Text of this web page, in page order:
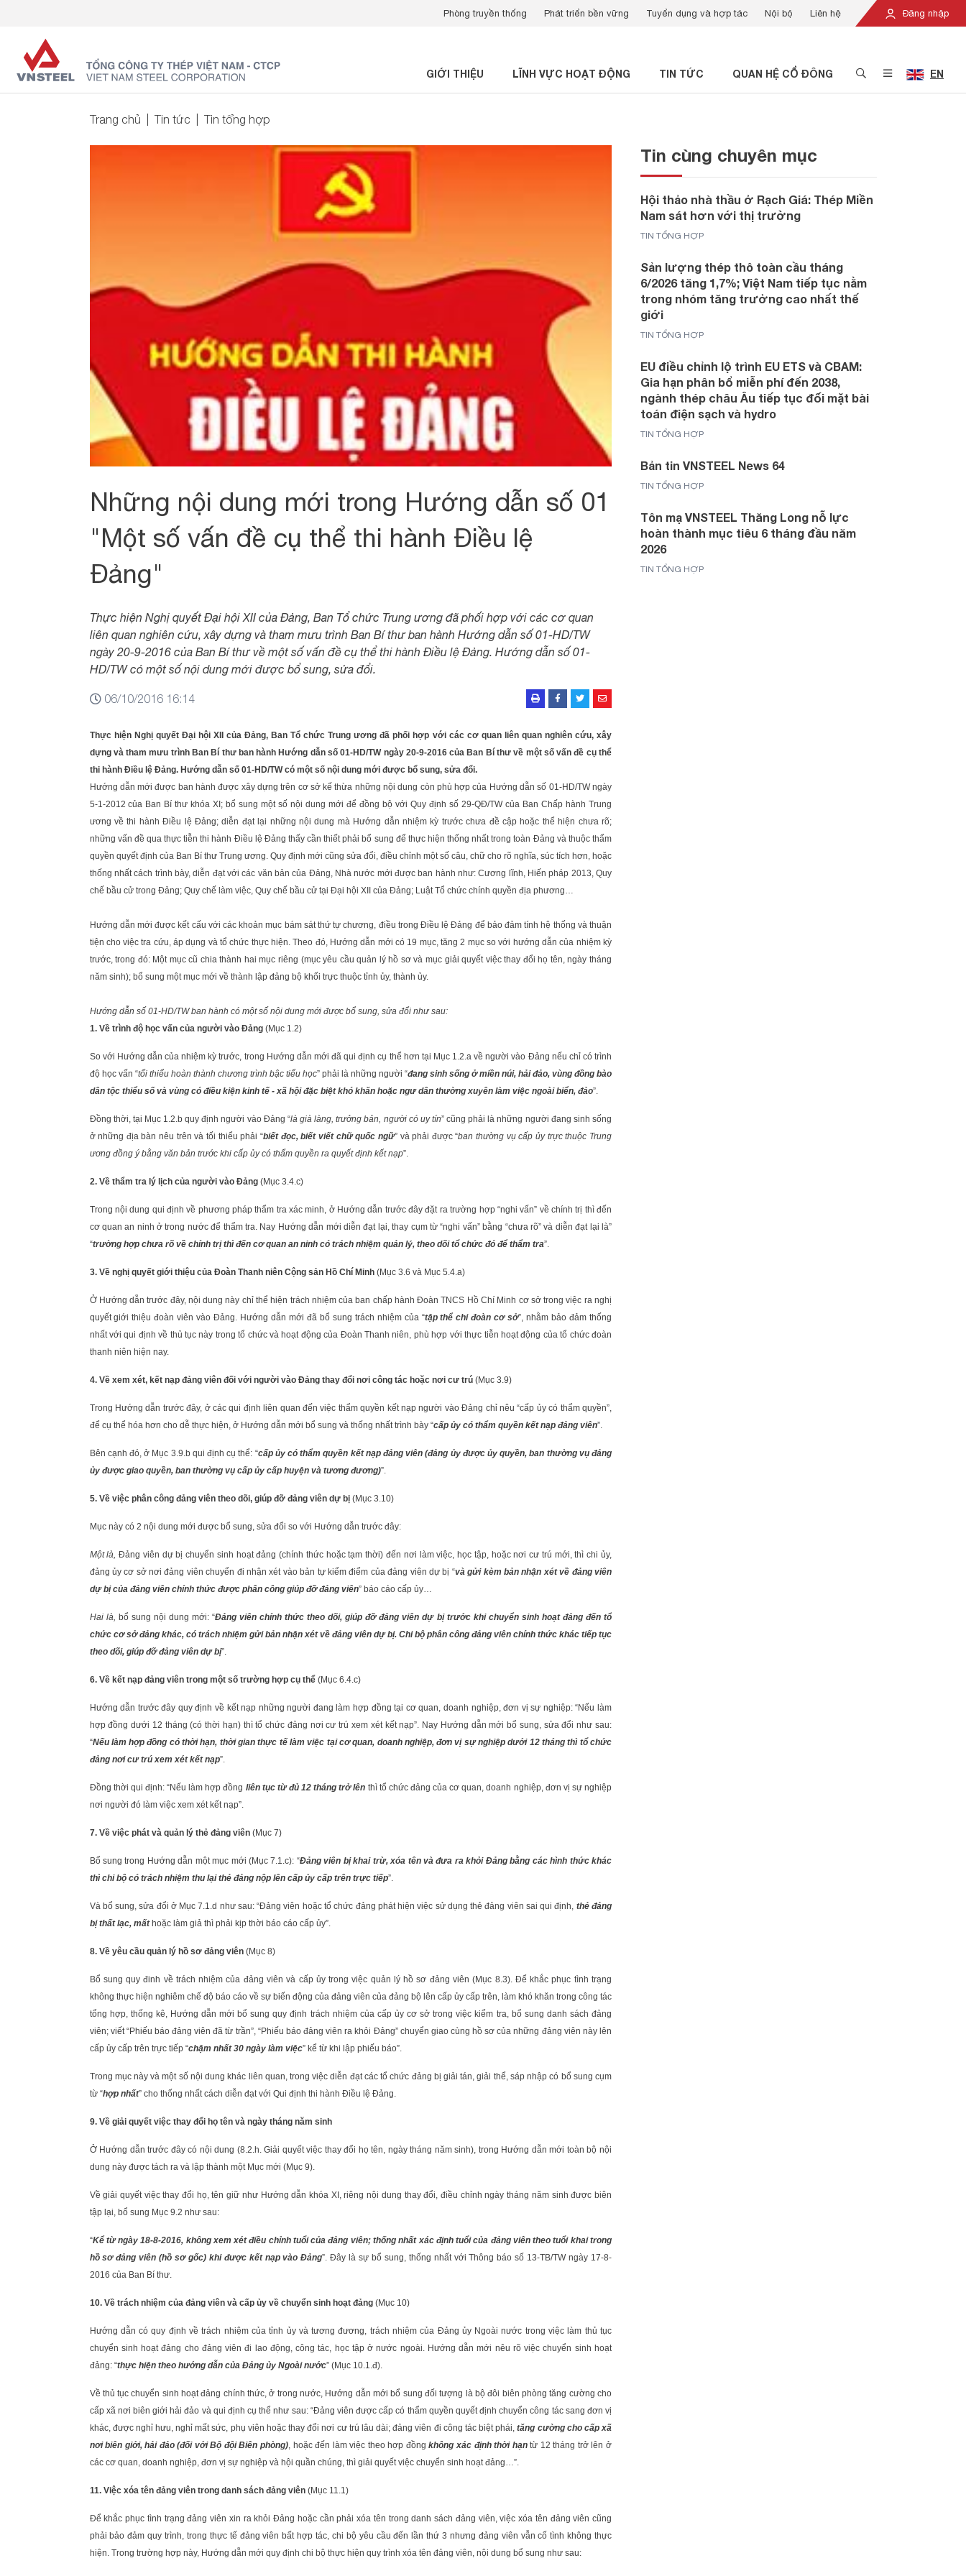
Đăng nhập
Phòng truyền thống Phát triển bền vững Tuyển dụng và hợp tác Nội bộ Liên hệ
GIỚI THIỆU LĨNH VỰC HOẠT ĐỘNG TIN TỨC QUAN HỆ CỔ ĐÔNG EN
Trang chủ Tin tức Tin tổng hợp
Những nội dung mới trong Hướng dẫn số 01
"Một số vấn đề cụ thể thi hành Điều lệ
Đảng"
Thực hiện Nghị quyết Đại hội XII của Đảng, Ban Tổ chức Trung ương đã phối hợp với các cơ quan
liên quan nghiên cứu, xây dựng và tham mưu trình Ban Bí thư ban hành Hướng dẫn số 01-HD/TW
ngày 20-9-2016 của Ban Bí thư về một số vấn đề cụ thể thi hành Điều lệ Đảng. Hướng dẫn số 01-
HD/TW có một số nội dung mới được bổ sung, sửa đổi.
06/10/2016 16:14
Thực hiện Nghị quyết Đại hội XII của Đảng, Ban Tổ chức Trung ương đã phối hợp với các cơ quan liên quan nghiên cứu, xây
dựng và tham mưu trình Ban Bí thư ban hành Hướng dẫn số 01-HD/TW ngày 20-9-2016 của Ban Bí thư về một số vấn đề cụ thể
thi hành Điều lệ Đảng. Hướng dẫn số 01-HD/TW có một số nội dung mới được bổ sung, sửa đổi.
Hướng dẫn mới được ban hành được xây dựng trên cơ sở kế thừa những nội dung còn phù hợp của Hướng dẫn số 01-HD/TW ngày
5-1-2012 của Ban Bí thư khóa XI; bổ sung một số nội dung mới để đồng bộ với Quy định số 29-QĐ/TW của Ban Chấp hành Trung
ương về thi hành Điều lệ Đảng; diễn đạt lại những nội dung mà Hướng dẫn nhiệm kỳ trước chưa đề cập hoặc thể hiện chưa rõ;
những vấn đề qua thực tiễn thi hành Điều lệ Đảng thấy cần thiết phải bổ sung để thực hiện thống nhất trong toàn Đảng và thuộc thẩm
quyền quyết định của Ban Bí thư Trung ương. Quy định mới cũng sửa đổi, điều chỉnh một số câu, chữ cho rõ nghĩa, súc tích hơn, hoặc
thống nhất cách trình bày, diễn đạt với các văn bản của Đảng, Nhà nước mới được ban hành như: Cương lĩnh, Hiến pháp 2013, Quy
chế bầu cử trong Đảng; Quy chế làm việc, Quy chế bầu cử tại Đại hội XII của Đảng; Luật Tổ chức chính quyền địa phương…
Hướng dẫn mới được kết cấu với các khoản mục bám sát thứ tự chương, điều trong Điều lệ Đảng để bảo đảm tính hệ thống và thuận
tiện cho việc tra cứu, áp dụng và tổ chức thực hiện. Theo đó, Hướng dẫn mới có 19 mục, tăng 2 mục so với hướng dẫn của nhiệm kỳ
trước, trong đó: Một mục cũ chia thành hai mục riêng (mục yêu cầu quản lý hồ sơ và mục giải quyết việc thay đổi họ tên, ngày tháng
năm sinh); bổ sung một mục mới về thành lập đảng bộ khối trực thuộc tỉnh ủy, thành ủy.
Hướng dẫn số 01-HD/TW ban hành có một số nội dung mới được bổ sung, sửa đổi như sau:
1. Về trình độ học vấn của người vào Đảng (Mục 1.2)
So với Hướng dẫn của nhiệm kỳ trước, trong Hướng dẫn mới đã qui định cụ thể hơn tại Mục 1.2.a về người vào Đảng nếu chỉ có trình
độ học vấn “tối thiểu hoàn thành chương trình bậc tiểu học” phải là những người “đang sinh sống ở miền núi, hải đảo, vùng đồng bào
dân tộc thiểu số và vùng có điều kiện kinh tế - xã hội đặc biệt khó khăn hoặc ngư dân thường xuyên làm việc ngoài biển, đảo”.
Đồng thời, tại Mục 1.2.b quy định người vào Đảng “là già làng, trưởng bản, người có uy tín” cũng phải là những người đang sinh sống
ở những địa bàn nêu trên và tối thiểu phải “biết đọc, biết viết chữ quốc ngữ” và phải được “ban thường vụ cấp ủy trực thuộc Trung
ương đồng ý bằng văn bản trước khi cấp ủy có thẩm quyền ra quyết định kết nạp”.
2. Về thẩm tra lý lịch của người vào Đảng (Mục 3.4.c)
Trong nội dung qui định về phương pháp thẩm tra xác minh, ở Hướng dẫn trước đây đặt ra trường hợp “nghi vấn” về chính trị thì đến
cơ quan an ninh ở trong nước để thẩm tra. Nay Hướng dẫn mới diễn đạt lại, thay cụm từ “nghi vấn” bằng “chưa rõ” và diễn đạt lại là”
“trường hợp chưa rõ về chính trị thì đến cơ quan an ninh có trách nhiệm quản lý, theo dõi tổ chức đó để thẩm tra”.
3. Về nghị quyết giới thiệu của Đoàn Thanh niên Cộng sản Hồ Chí Minh (Mục 3.6 và Mục 5.4.a)
Ở Hướng dẫn trước đây, nội dung này chỉ thể hiện trách nhiệm của ban chấp hành Đoàn TNCS Hồ Chí Minh cơ sở trong việc ra nghị
quyết giới thiệu đoàn viên vào Đảng. Hướng dẫn mới đã bổ sung trách nhiệm của “tập thể chi đoàn cơ sở”, nhằm bảo đảm thống
nhất với qui định về thủ tục này trong tổ chức và hoạt động của Đoàn Thanh niên, phù hợp với thực tiễn hoạt động của tổ chức đoàn
thanh niên hiện nay.
4. Về xem xét, kết nạp đảng viên đối với người vào Đảng thay đổi nơi công tác hoặc nơi cư trú (Mục 3.9)
Trong Hướng dẫn trước đây, ở các qui định liên quan đến việc thẩm quyền kết nạp người vào Đảng chỉ nêu “cấp ủy có thẩm quyền”,
để cụ thể hóa hơn cho dễ thực hiện, ở Hướng dẫn mới bổ sung và thống nhất trình bày “cấp ủy có thẩm quyền kết nạp đảng viên”.
Bên cạnh đó, ở Mục 3.9.b qui định cụ thể: “cấp ủy có thẩm quyền kết nạp đảng viên (đảng ủy được ủy quyền, ban thường vụ đảng
ủy được giao quyền, ban thường vụ cấp ủy cấp huyện và tương đương)”.
5. Về việc phân công đảng viên theo dõi, giúp đỡ đảng viên dự bị (Mục 3.10)
Mục này có 2 nội dung mới được bổ sung, sửa đổi so với Hướng dẫn trước đây:
Một là, Đảng viên dự bị chuyển sinh hoạt đảng (chính thức hoặc tạm thời) đến nơi làm việc, học tập, hoặc nơi cư trú mới, thì chi ủy,
đảng ủy cơ sở nơi đảng viên chuyển đi nhận xét vào bản tự kiểm điểm của đảng viên dự bị “và gửi kèm bản nhận xét về đảng viên
dự bị của đảng viên chính thức được phân công giúp đỡ đảng viên” báo cáo cấp ủy…
Hai là, bổ sung nội dung mới: “Đảng viên chính thức theo dõi, giúp đỡ đảng viên dự bị trước khi chuyển sinh hoạt đảng đến tổ
chức cơ sở đảng khác, có trách nhiệm gửi bản nhận xét về đảng viên dự bị. Chi bộ phân công đảng viên chính thức khác tiếp tục
theo dõi, giúp đỡ đảng viên dự bị”.
6. Về kết nạp đảng viên trong một số trường hợp cụ thể(Mục 6.4.c)
Hướng dẫn trước đây quy định về kết nạp những người đang làm hợp đồng tại cơ quan, doanh nghiệp, đơn vị sự nghiệp: “Nếu làm
hợp đồng dưới 12 tháng (có thời hạn) thì tổ chức đảng nơi cư trú xem xét kết nạp”. Nay Hướng dẫn mới bổ sung, sửa đổi như sau:
“Nếu làm hợp đồng có thời hạn, thời gian thực tế làm việc tại cơ quan, doanh nghiệp, đơn vị sự nghiệp dưới 12 tháng thì tổ chức
đảng nơi cư trú xem xét kết nạp”.
Đồng thời qui định: “Nếu làm hợp đồng liên tục từ đủ 12 tháng trở lên thì tổ chức đảng của cơ quan, doanh nghiệp, đơn vị sự nghiệp
nơi người đó làm việc xem xét kết nạp”.
7. Về việc phát và quản lý thẻ đảng viên(Mục 7)
Bổ sung trong Hướng dẫn một mục mới (Mục 7.1.c): “Đảng viên bị khai trừ, xóa tên và đưa ra khỏi Đảng bằng các hình thức khác
thì chi bộ có trách nhiệm thu lại thẻ đảng nộp lên cấp ủy cấp trên trực tiếp”.
Và bổ sung, sửa đổi ở Mục 7.1.d như sau: “Đảng viên hoặc tổ chức đảng phát hiện việc sử dụng thẻ đảng viên sai qui định, thẻ đảng
bị thất lạc, mấthoặc làm giả thì phải kịp thời báo cáo cấp ủy”.
8. Về yêu cầu quản lý hồ sơ đảng viên(Mục 8)
Bổ sung quy đinh về trách nhiệm của đảng viên và cấp ủy trong việc quản lý hồ sơ đảng viên (Mục 8.3). Để khắc phục tình trạng
không thực hiện nghiêm chế độ báo cáo về sự biến động của đảng viên của đảng bộ lên cấp ủy cấp trên, làm khó khăn trong công tác
tổng hợp, thống kê, Hướng dẫn mới bổ sung quy định trách nhiệm của cấp ủy cơ sở trong việc kiểm tra, bổ sung danh sách đảng
viên; viết “Phiếu báo đảng viên đã từ trần”, “Phiếu báo đảng viên ra khỏi Đảng” chuyển giao cùng hồ sơ của những đảng viên này lên
cấp ủy cấp trên trực tiếp “chậm nhất 30 ngày làm việc” kể từ khi lập phiếu báo”.
Trong mục này và một số nội dung khác liên quan, trong việc diễn đạt các tổ chức đảng bị giải tán, giải thể, sáp nhập có bổ sung cụm
từ “hợp nhất” cho thống nhất cách diễn đạt với Qui định thi hành Điều lệ Đảng.
9. Về giải quyết việc thay đổi họ tên và ngày tháng năm sinh
Ở Hướng dẫn trước đây có nội dung (8.2.h. Giải quyết việc thay đổi họ tên, ngày tháng năm sinh), trong Hướng dẫn mới toàn bộ nội
dung này được tách ra và lập thành một Mục mới (Mục 9).
Về giải quyết việc thay đổi họ, tên giữ như Hướng dẫn khóa XI, riêng nội dung thay đổi, điều chỉnh ngày tháng năm sinh được biên
tập lại, bổ sung Mục 9.2 như sau:
“Kể từ ngày 18-8-2016, không xem xét điều chỉnh tuổi của đảng viên; thống nhất xác định tuổi của đảng viên theo tuổi khai trong
hồ sơ đảng viên (hồ sơ gốc) khi được kết nạp vào Đảng”. Đây là sự bổ sung, thống nhất với Thông báo số 13-TB/TW ngày 17-8-
2016 của Ban Bí thư.
10. Về trách nhiệm của đảng viên và cấp ủy về chuyển sinh hoạt đảng (Mục 10)
Hướng dẫn có quy định về trách nhiệm của tỉnh ủy và tương đương, trách nhiệm của Đảng ủy Ngoài nước trong việc làm thủ tục
chuyển sinh hoạt đảng cho đảng viên đi lao động, công tác, học tập ở nước ngoài. Hướng dẫn mới nêu rõ việc chuyển sinh hoạt
đảng: “thực hiện theo hướng dẫn của Đảng ủy Ngoài nước” (Mục 10.1.đ).
Về thủ tục chuyển sinh hoạt đảng chính thức, ở trong nước, Hướng dẫn mới bổ sung đối tượng là bộ đôi biên phòng tăng cường cho
cấp xã nơi biên giới hải đảo và qui định cụ thể như sau: “Đảng viên được cấp có thẩm quyền quyết định chuyển công tác sang đơn vị
khác, được nghỉ hưu, nghỉ mất sức, phụ viên hoặc thay đổi nơi cư trú lâu dài; đảng viên đi công tác biệt phái, tăng cường cho cấp xã
nơi biên giới, hải đảo (đối với Bộ đội Biên phòng), hoặc đến làm việc theo hợp đồngkhông xác định thời hạntừ 12 tháng trở lên ở
các cơ quan, doanh nghiệp, đơn vị sự nghiệp và hội quần chúng, thì giải quyết việc chuyển sinh hoạt đảng…”.
11. Việc xóa tên đảng viên trong danh sách đảng viên(Mục 11.1)
Để khắc phục tình trạng đảng viên xin ra khỏi Đảng hoặc cần phải xóa tên trong danh sách đảng viên, việc xóa tên đảng viên cũng
phải bảo đảm quy trình, trong thực tế đảng viên bất hợp tác, chi bộ yêu cầu đến lần thứ 3 nhưng đảng viên vẫn cố tình không thực
hiện. Trong trường hợp này, Hướng dẫn mới quy định chi bộ thực hiện quy trình xóa tên đảng viên, nội dung bổ sung như sau:
Tin cùng chuyên mục
Hội thảo nhà thầu ở Rạch Giá: Thép Miền
Nam sát hơn với thị trường
TIN TỔNG HỢP
Sản lượng thép thô toàn cầu tháng
6/2026 tăng 1,7%; Việt Nam tiếp tục nằm
trong nhóm tăng trưởng cao nhất thế
giới
TIN TỔNG HỢP
EU điều chỉnh lộ trình EU ETS và CBAM:
Gia hạn phân bổ miễn phí đến 2038,
ngành thép châu Âu tiếp tục đối mặt bài
toán điện sạch và hydro
TIN TỔNG HỢP
Bản tin VNSTEEL News 64
TIN TỔNG HỢP
Tôn mạ VNSTEEL Thăng Long nỗ lực
hoàn thành mục tiêu 6 tháng đầu năm
2026
TIN TỔNG HỢP